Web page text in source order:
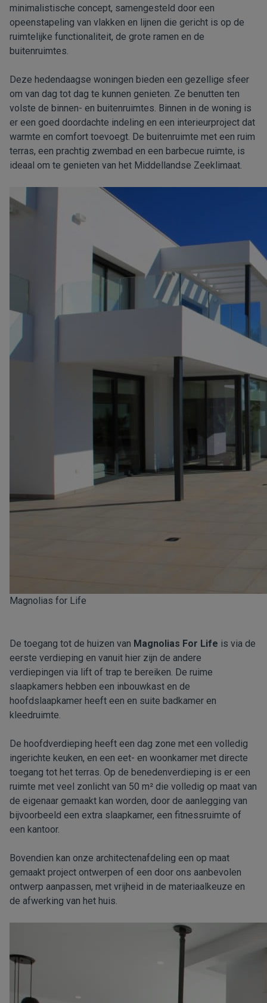
minimalistische concept, samengesteld door een
opeenstapeling van vlakken en lijnen die gericht is op de
ruimtelijke functionaliteit, de grote ramen en de
buitenruimtes.
Deze hedendaagse woningen bieden een gezellige sfeer
om van dag tot dag te kunnen genieten. Ze benutten ten
volste de binnen- en buitenruimtes. Binnen in de woning is
er een goed doordachte indeling en een interieurproject dat
warmte en comfort toevoegt. De buitenruimte met een ruim
terras, een prachtig zwembad en een barbecue ruimte, is
ideaal om te genieten van het Middellandse Zeeklimaat.
Magnolias for Life
De toegang tot de huizen van Magnolias For Life is via de
eerste verdieping en vanuit hier zijn de andere
verdiepingen via lift of trap te bereiken. De ruime
slaapkamers hebben een inbouwkast en de
hoofdslaapkamer heeft een en suite badkamer en
kleedruimte.
De hoofdverdieping heeft een dag zone met een volledig
ingerichte keuken, en een eet- en woonkamer met directe
toegang tot het terras. Op de benedenverdieping is er een
ruimte met veel zonlicht van 50 m² die volledig op maat van
de eigenaar gemaakt kan worden, door de aanlegging van
bijvoorbeeld een extra slaapkamer, een fitnessruimte of
een kantoor.
Bovendien kan onze architectenafdeling een op maat
gemaakt project ontwerpen of een door ons aanbevolen
ontwerp aanpassen, met vrijheid in de materiaalkeuze en
de afwerking van het huis.